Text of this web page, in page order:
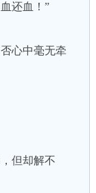
还血！”
心中毫无牵
但却解不